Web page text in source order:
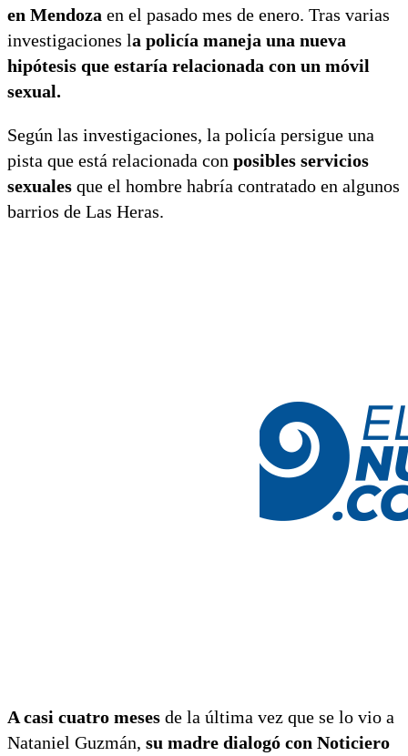
en Mendoza en el pasado mes de enero. Tras varias
investigaciones la policía maneja una nueva
hipótesis que estaría relacionada con un móvil
sexual.
Según las investigaciones, la policía persigue una
pista que está relacionada con posibles servicios
sexuales que el hombre habría contratado en algunos
barrios de Las Heras.
A casi cuatro meses de la última vez que se lo vio a
Nataniel Guzmán, su madre dialogó con Noticiero